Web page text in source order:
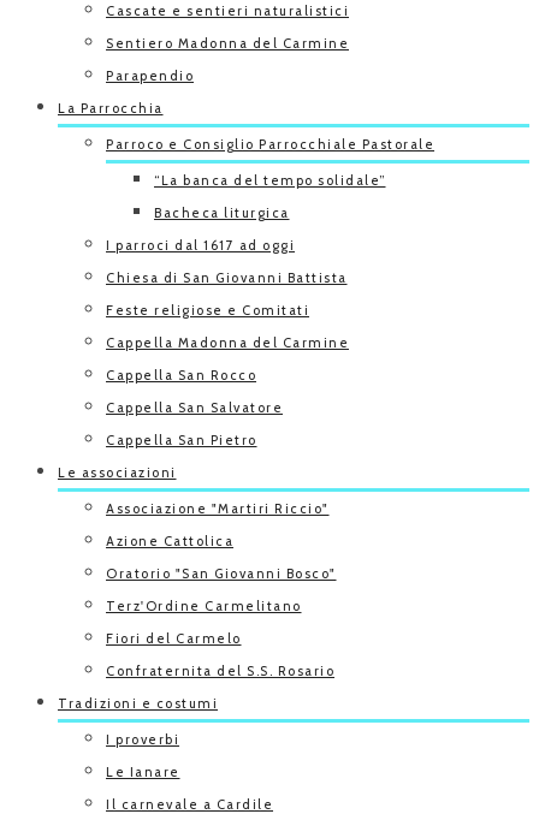
Cascate e sentieri naturalistici
Sentiero Madonna del Carmine
Parapendio
La Parrocchia
Parroco e Consiglio Parrocchiale Pastorale
“La banca del tempo solidale”
Bacheca liturgica
I parroci dal 1617 ad oggi
Chiesa di San Giovanni Battista
Feste religiose e Comitati
Cappella Madonna del Carmine
Cappella San Rocco
Cappella San Salvatore
Cappella San Pietro
Le associazioni
Associazione "Martiri Riccio"
Azione Cattolica
Oratorio "San Giovanni Bosco"
Terz'Ordine Carmelitano
Fiori del Carmelo
Confraternita del S.S. Rosario
Tradizioni e costumi
I proverbi
Le Ianare
Il carnevale a Cardile